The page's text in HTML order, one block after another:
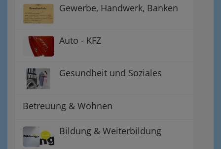
Gewerbe, Handwerk, Banken
Auto - KFZ
Gesundheit und Soziales
Betreuung & Wohnen
Bildung & Weiterbildung